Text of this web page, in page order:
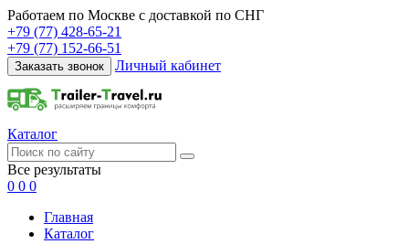
Работаем по Москве с доставкой по СНГ
+79 (77) 428-65-21
+79 (77) 152-66-51
Заказать звонок Личный кабинет
Каталог
Все результаты
0 0 0
Главная
Каталог